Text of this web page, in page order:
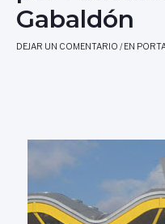
Gabaldón
DEJAR UN COMENTARIO /EN